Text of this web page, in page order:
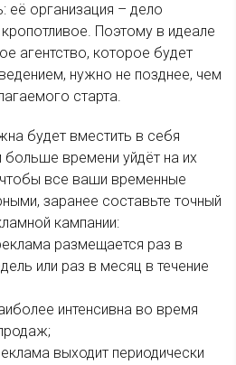
её организация – дело
Поэтому в идеале
агентство, которое будет
нужно не позднее, чем
старта.
будет вместить в себя
времени уйдёт на их
все ваши временные
заранее составьте точный
кампании:
размещается раз в
или раз в месяц в течение
интенсивна во время
выходит периодически